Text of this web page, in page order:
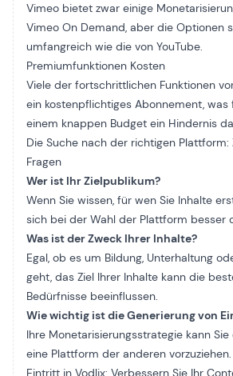
Vimeo bietet zwar einige
Vimeo On Demand, aber die Optionen
umfangreich wie die von YouTube.
Premiumfunktionen Kosten
Viele der fortschrittlichen Funktionen
ein kostenpflichtiges Abonnement, was
einem knappen Budget ein Hindernis
Die Suche nach der richtigen
Fragen
Wer ist Ihr Zielpublikum?
Wenn Sie wissen, für wen Sie Inhalte
sich bei der Wahl der Plattform besser
Was ist der Zweck Ihrer Inhalte?
Egal, ob es um Bildung, Unterhaltung
geht, das Ziel Ihrer Inhalte kann die
Bedürfnisse beeinflussen.
Wie wichtig ist die Generierung von
Ihre Monetarisierungsstrategie kann Sie
eine Plattform der anderen vorzuziehen.
Eintritt in Vodlix: Verbessern Sie Ihr